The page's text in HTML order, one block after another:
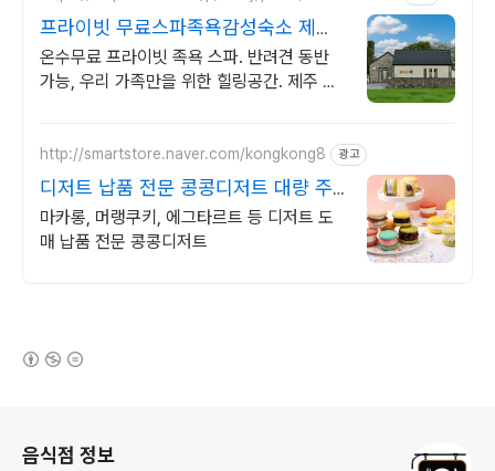
프라이빗 무료스파족욕감성숙소 제주
돌담감성, 반려견 환영
온수무료 프라이빗 족욕 스파. 반려견 동반
가능, 우리 가족만을 위한 힐링공간. 제주 이
http://smartstore.naver.com/kongkong8 광고
디저트 납품 전문 콩콩디저트 대량 주
문 및 도매 납품
마카롱, 머랭쿠키, 에그타르트 등 디저트 도
매 납품 전문 콩콩디저트
음식점 정보